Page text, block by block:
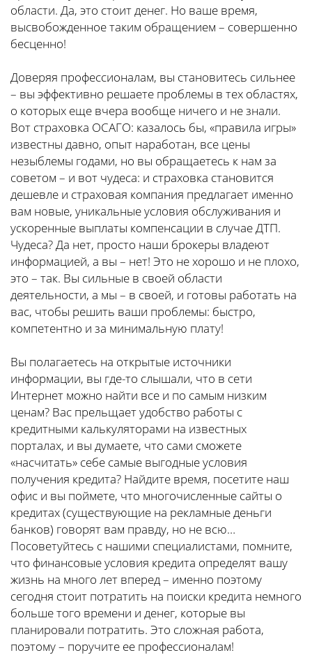
области. Да, это стоит денег. Но ваше время,
высвобожденное таким обращением – совершенно
бесценно!
Доверяя профессионалам, вы становитесь сильнее
– вы эффективно решаете проблемы в тех областях,
о которых еще вчера вообще ничего и не знали.
Вот страховка ОСАГО: казалось бы, «правила игры»
известны давно, опыт наработан, все цены
незыблемы годами, но вы обращаетесь к нам за
советом – и вот чудеса: и страховка становится
дешевле и страховая компания предлагает именно
вам новые, уникальные условия обслуживания и
ускоренные выплаты компенсации в случае ДТП.
Чудеса? Да нет, просто наши брокеры владеют
информацией, а вы – нет! Это не хорошо и не плохо,
это – так. Вы сильные в своей области
деятельности, а мы – в своей, и готовы работать на
вас, чтобы решить ваши проблемы: быстро,
компетентно и за минимальную плату!
Вы полагаетесь на открытые источники
информации, вы где-то слышали, что в сети
Интернет можно найти все и по самым низким
ценам? Вас прельщает удобство работы с
кредитными калькуляторами на известных
порталах, и вы думаете, что сами сможете
«насчитать» себе самые выгодные условия
получения кредита? Найдите время, посетите наш
офис и вы поймете, что многочисленные сайты о
кредитах (существующие на рекламные деньги
банков) говорят вам правду, но не всю…
Посоветуйтесь с нашими специалистами, помните,
что финансовые условия кредита определят вашу
жизнь на много лет вперед – именно поэтому
сегодня стоит потратить на поиски кредита немного
больше того времени и денег, которые вы
планировали потратить. Это сложная работа,
поэтому – поручите ее профессионалам!